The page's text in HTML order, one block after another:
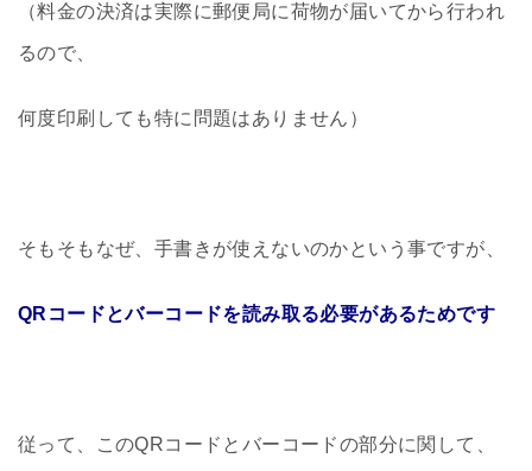
（料金の決済は実際に郵便局に荷物が届いてから行われ
るので、
何度印刷しても特に問題はありません）
そもそもなぜ、手書きが使えないのかという事ですが、
QRコードとバーコードを読み取る必要があるためです
従って、このQRコードとバーコードの部分に関して、